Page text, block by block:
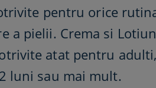
pentru orice
a pielii. Crema si
atat pentru
luni sau mai mult.